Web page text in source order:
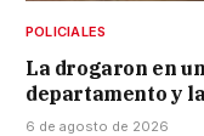
POLICIALES
La drogaron en
departamento y
6 de agosto de 2026